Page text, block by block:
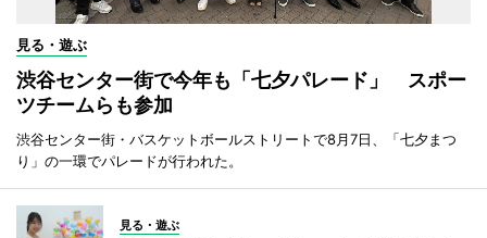
見る・遊ぶ
渋谷センター街で今年も「七夕パレード」 スポー
ツチームらも参加
渋谷センター街・バスケットボールストリートで8月7日、「七夕まつ
り」の一環でパレードが行われた。
見る・遊ぶ